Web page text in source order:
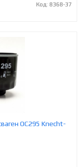
Код: 8368-37
OC295 Knecht-